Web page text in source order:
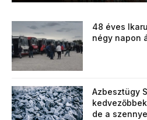
48 éves
négy napon
Azbesztügy
de a